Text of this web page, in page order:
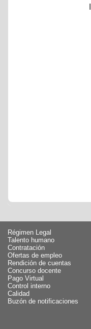
Régimen Legal
Talento humano
Contratación
Ofertas de empleo
Rendición de cuentas
Concurso docente
Pago Virtual
Control interno
Calidad
Buzón de notificaciones